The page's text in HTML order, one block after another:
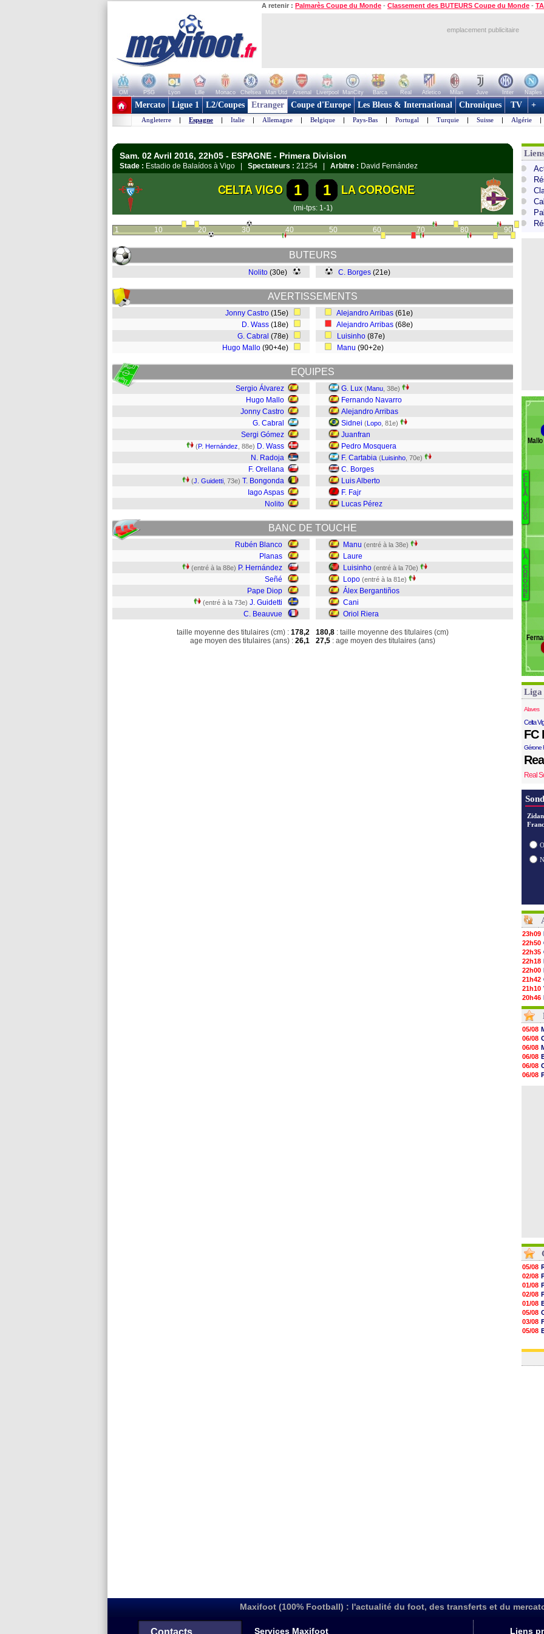
A retenir : Palmarès Coupe du Monde - Classement des BUTEURS Coupe du Monde -
emplacement publicitaire
OM PSG Lyon Lille Monaco Chelsea Man Utd Arsenal Liverpool ManCity Barca Real Atletico Milan Juve Inter Naples
+ de clubs
Mercato Ligue 1 L2/Coupes Etranger Coupe d'Europe Les Bleus & International Chroniques TV +
Angleterre | Espagne | Italie | Allemagne | Belgique | Pays-Bas | Portugal | Turquie | Suisse | Algérie |
Sam. 02 Avril 2016, 22h05 - ESPAGNE - Primera Division
Stade : Estadio de Balaídos à Vigo | Spectateurs : 21254 | Arbitre : David Fernández
CELTA VIGO 1 1 LA COROGNE
(mi-tps: 1-1)
1 10 20 30 40 50 60 70 80 90
BUTEURS
Nolito (30e) C. Borges (21e)
AVERTISSEMENTS
Jonny Castro (15e)
D. Wass (18e)
G. Cabral (78e)
Hugo Mallo (90+4e)
Alejandro Arribas (61e)
Alejandro Arribas (68e)
Luisinho (87e)
Manu (90+2e)
EQUIPES
Sergio Álvarez
Hugo Mallo
Jonny Castro
G. Cabral
Sergi Gómez
(P. Hernández , 88e) D. Wass
N. Radoja
F. Orellana
(J. Guidetti , 73e) T. Bongonda
Iago Aspas
Nolito
G. Lux (Manu , 38e)
Fernando Navarro
Alejandro Arribas
Sidnei (Lopo , 81e)
Juanfran
Pedro Mosquera
F. Cartabia (Luisinho , 70e)
C. Borges
Luis Alberto
F. Fajr
Lucas Pérez
BANC DE TOUCHE
Rubén Blanco
Planas
(entré à la 88e) P. Hernández
Señé
Pape Diop
(entré à la 73e) J. Guidetti
C. Beauvue
taille moyenne des titulaires (cm) : 178,2
age moyen des titulaires (ans) : 26,1
Manu (entré à la 38e)
Laure
Luisinho (entré à la 70e)
Lopo (entré à la 81e)
Álex Bergantiños
Cani
Oriol Riera
180,8 : taille moyenne des titulaires (cm)
27,5 : age moyen des titulaires (ans)
C
E
L
T
A
V
I
G
O
L
A
C
O
R
O
G
N
E
Liga
Alaves
Celta
FC
Gérone
Real
23h09
22h50
22h35
22h18
22h00
21h42
21h10
20h46
20h30
20h01
19h18
19h09
18h48
18h37
18h29
17h58
17h46
05/08
06/08
06/08
06/08
06/08
06/08
05/08
02/08
01/08
02/08
01/08
05/08
03/08
05/08
03/08
Maxifoot (100% Football) : l'actualité du foot, des transferts et du
Contacts Services Maxifoot Liens